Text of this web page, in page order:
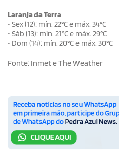
Laranja da Terra
• Sex (12): mín. 22°C e máx. 34°C
• Sáb (13): mín. 21°C e máx. 29°C
• Dom (14): mín. 20°C e máx. 30°C
Fonte: Inmet e The Weather